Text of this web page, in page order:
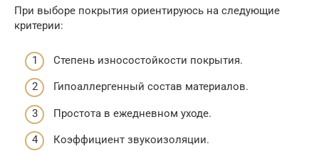
При выборе покрытия ориентируюсь на следующие
критерии:
Степень износостойкости покрытия.
Гипоаллергенный состав материалов.
Простота в ежедневном уходе.
Коэффициент звукоизоляции.